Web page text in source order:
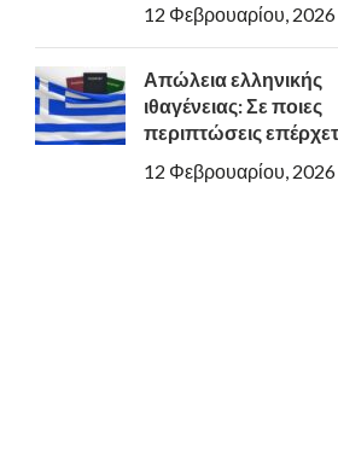
12 Φεβρουαρίου, 2026
Απώλεια ελληνικής
ιθαγένειας: Σε ποιες
περιπτώσεις
12 Φεβρουαρίου, 2026